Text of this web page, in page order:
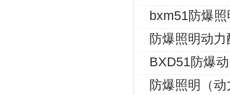
bxm51防爆
防爆照明动
BXD51防爆
防爆照明（